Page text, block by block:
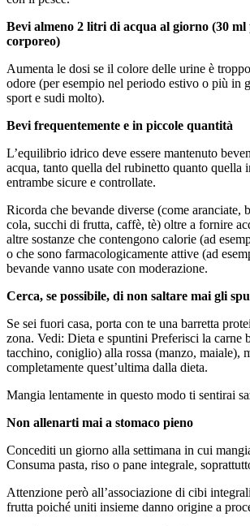
Bevi almeno 2 litri di acqua al giorno (30 ml
corporeo)
Aumenta le dosi se il colore delle urine è
odore (per esempio nel periodo estivo o più in
sport e sudi molto).
Bevi frequentemente e in piccole quantità
L’equilibrio idrico deve essere mantenuto
acqua, tanto quella del rubinetto quanto quella
entrambe sicure e controllate.
Ricorda che bevande diverse (come aranciate,
cola, succhi di frutta, caffè, tè) oltre a fornire
altre sostanze che contengono calorie (ad
o che sono farmacologicamente attive (ad
bevande vanno usate con moderazione.
Cerca, se possibile, di non saltare mai gli
Se sei fuori casa, porta con te una barretta
zona. Vedi: Dieta e spuntini Preferisci la carne
tacchino, coniglio) alla rossa (manzo, maiale),
completamente quest’ultima dalla dieta.
Mangia lentamente in questo modo ti sentirai
Non allenarti mai a stomaco pieno
Concediti un giorno alla settimana in cui
Consuma pasta, riso o pane integrale,
Attenzione però all’associazione di cibi
frutta poiché uniti insieme danno origine a